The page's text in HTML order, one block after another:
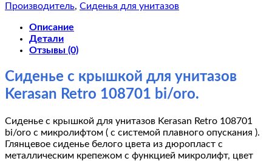
Производитель, Сиденья для унитазов
Описание
Детали
Отзывы (0)
Сиденье с крышкой для унитазов
Kerasan Retro 108701 bi/oro.
Сиденье с крышкой для унитазов Kerasan Retro 108701
bi/oro с микролифтом ( с системой плавного опускания ).
Глянцевое сиденье белого цвета из дюропласт с
металлическим крепежом с функцией микролифт, цвет